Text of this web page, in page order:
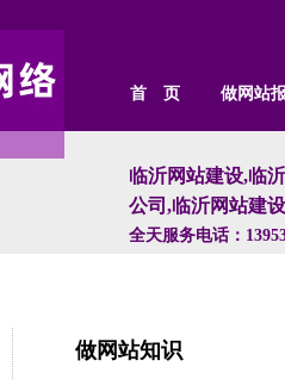
首 页 做网站
临沂网站建设,临
公司,临沂网站建
全天服务电话：
做网站知识